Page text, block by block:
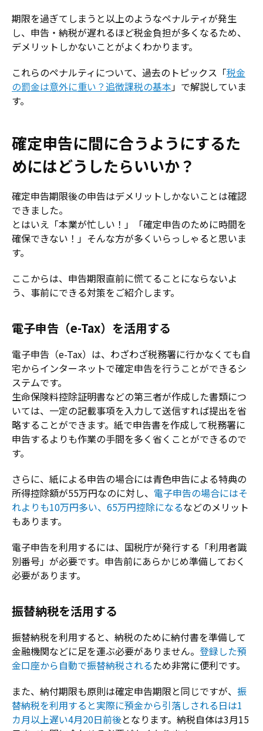
期限を過ぎてしまうと以上のようなペナルティが発生
し、申告・納税が遅れるほど税金負担が多くなるため、
デメリットしかないことがよくわかります。
これらのペナルティについて、過去のトピックス「税金
の罰金は意外に重い？追徴課税の基本」で解説していま
す。
確定申告に間に合うようにするた
めにはどうしたらいいか？
確定申告期限後の申告はデメリットしかないことは確認
できました。
とはいえ「本業が忙しい！」「確定申告のために時間を
確保できない！」そんな方が多くいらっしゃると思いま
す。
ここからは、申告期限直前に慌てることにならないよ
う、事前にできる対策をご紹介します。
電子申告（e-Tax）を活用する
電子申告（e-Tax）は、わざわざ税務署に行かなくても自
宅からインターネットで確定申告を行うことができるシ
ステムです。
生命保険料控除証明書などの第三者が作成した書類につ
いては、一定の記載事項を入力して送信すれば提出を省
略することができます。紙で申告書を作成して税務署に
申告するよりも作業の手間を多く省くことができるので
す。
さらに、紙による申告の場合には青色申告による特典の
所得控除額が55万円なのに対し、 電子申告の場合にはそ
れよりも10万円多い、65万円控除になるなどのメリット
もあります。
電子申告を利用するには、国税庁が発行する「利用者識
別番号」が必要です。申告前にあらかじめ準備しておく
必要があります。
振替納税を活用する
振替納税を利用すると、納税のために納付書を準備して
金融機関などに足を運ぶ必要がありません。 登録した預
金口座から自動で振替納税されるため非常に便利です。
また、納付期限も原則は確定申告期限と同じですが、 振
替納税を利用すると実際に預金から引落しされる日は1
カ月以上遅い4月20日前後となります。納税自体は3月15